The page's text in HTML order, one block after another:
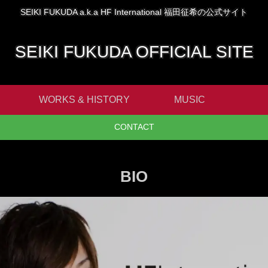
SEIKI FUKUDA a.k.a HF International 福田征希の公式サイト
SEIKI FUKUDA OFFICIAL SITE
WORKS & HISTORY MUSIC
CONTACT
BIO